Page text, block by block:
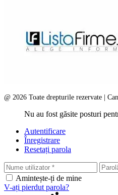
@ 2026 Toate drepturile rezervate |
Nu au fost găsite posturi
Autentificare
Înregistrare
Resetați parola
Amintește-ți de mine
V-ați pierdut parola?